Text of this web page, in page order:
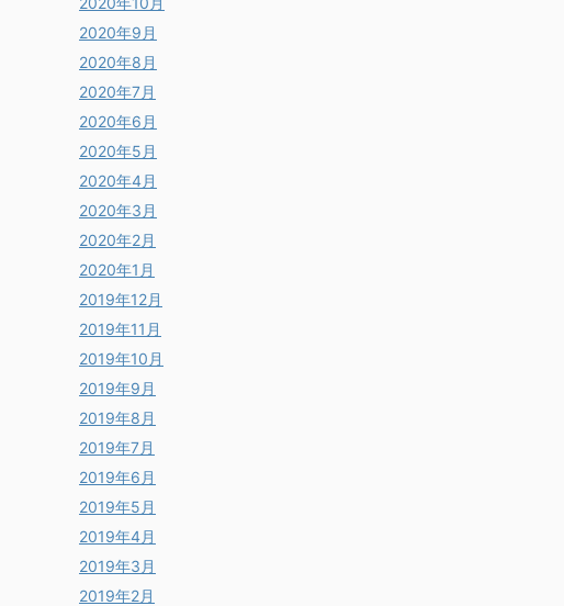
2020年9月
2020年8月
2020年7月
2020年6月
2020年5月
2020年4月
2020年3月
2020年2月
2020年1月
2019年12月
2019年11月
2019年10月
2019年9月
2019年8月
2019年7月
2019年6月
2019年5月
2019年4月
2019年3月
2019年2月